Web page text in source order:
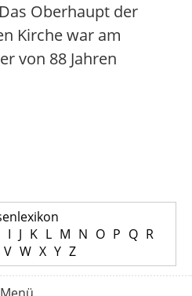
Oberhaupt der
Kirche war am
von 88 Jahren
I J K L M N O P Q R
V W X Y Z